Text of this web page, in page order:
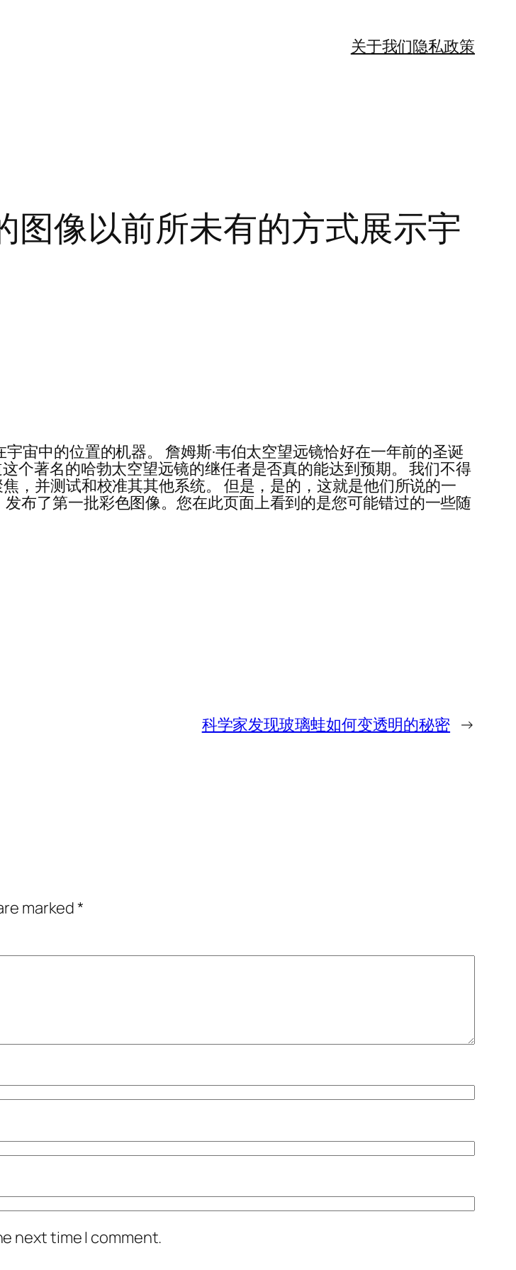
关于我们隐私政策
图像以前所未有的方式展示宇
宙中的位置的机器。 詹姆斯·韦伯太空望远镜恰好在一年前的圣诞
个著名的哈勃太空望远镜的继任者是否真的能达到预期。 我们不得
，并测试和校准其其他系统。 但是，是的，这就是他们所说的一
布了第一批彩色图像。您在此页面上看到的是您可能错过的一些随
科学家发现玻璃蛙如何变透明的秘密 →
marked*
next time I comment.